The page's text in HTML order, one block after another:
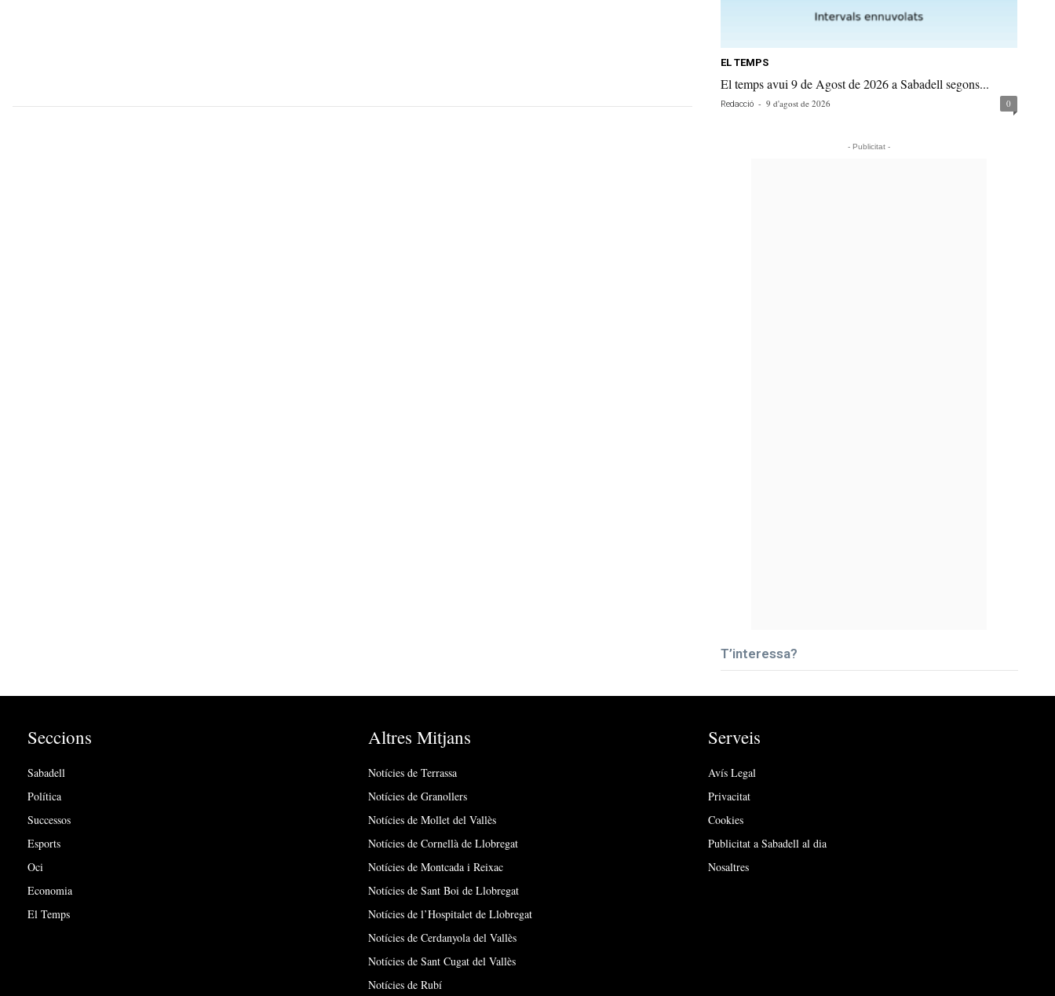
EL TEMPS
El temps avui 9 de Agost de 2026 a Sabadell segons...
Redacció - 9 d'agost de 2026 0
- Publicitat -
T’interessa?
Seccions
Sabadell
Política
Successos
Esports
Oci
Economia
El Temps
Altres Mitjans
Notícies de Terrassa
Notícies de Granollers
Notícies de Mollet del Vallès
Notícies de Cornellà de Llobregat
Notícies de Montcada i Reixac
Notícies de Sant Boi de Llobregat
Notícies de l’Hospitalet de Llobregat
Notícies de Cerdanyola del Vallès
Notícies de Sant Cugat del Vallès
Notícies de Rubí
Serveis
Avís Legal
Privacitat
Cookies
Publicitat a Sabadell al dia
Nosaltres